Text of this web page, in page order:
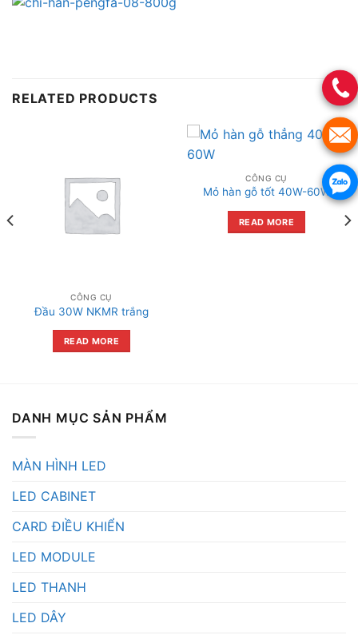
RELATED PRODUCTS
CÔNG CỤ
Đầu 30W NKMR trắng
READ MORE
CÔNG CỤ
Mỏ hàn gỗ tốt 40W-60W
READ MORE
DANH MỤC SẢN PHẨM
MÀN HÌNH LED
LED CABINET
CARD ĐIỀU KHIỂN
LED MODULE
LED THANH
LED DÂY